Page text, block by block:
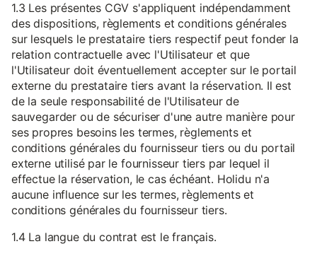
1.3 Les présentes CGV s'appliquent indépendamment
des dispositions, règlements et conditions générales
sur lesquels le prestataire tiers respectif peut fonder la
relation contractuelle avec l'Utilisateur et que
l'Utilisateur doit éventuellement accepter sur le portail
externe du prestataire tiers avant la réservation. Il est
de la seule responsabilité de l'Utilisateur de
sauvegarder ou de sécuriser d'une autre manière pour
ses propres besoins les termes, règlements et
conditions générales du fournisseur tiers ou du portail
externe utilisé par le fournisseur tiers par lequel il
effectue la réservation, le cas échéant. Holidu n'a
aucune influence sur les termes, règlements et
conditions générales du fournisseur tiers.
1.4 La langue du contrat est le français.